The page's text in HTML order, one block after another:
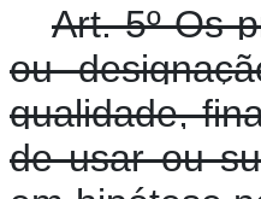
Art. 5º Os
ou
qualidade,
de usar ou